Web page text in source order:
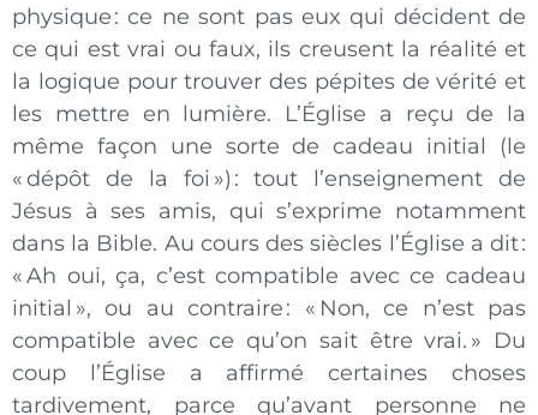
physique : ce ne sont pas eux qui décident de
ce qui est vrai ou faux, ils creusent la réalité et
la logique pour trouver des pépites de vérité et
les mettre en lumière. L’Église a reçu de la
même façon une sorte de cadeau initial (le
« dépôt de la foi ») : tout l’enseignement de
Jésus à ses amis, qui s’exprime notamment
dans la Bible. Au cours des siècles l’Église a dit :
« Ah oui, ça, c’est compatible avec ce cadeau
initial », ou au contraire : « Non, ce n’est pas
compatible avec ce qu’on sait être vrai. » Du
coup l’Église a affirmé certaines choses
tardivement, parce qu’avant personne ne